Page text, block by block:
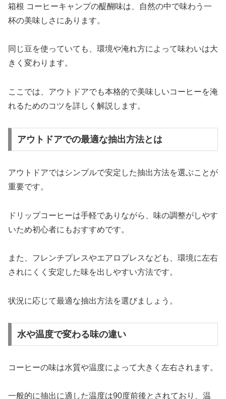
箱根 コーヒーキャンプの醍醐味は、自然の中で味わう一
杯の美味しさにあります。
同じ豆を使っていても、環境や淹れ方によって味わいは大
きく変わります。
ここでは、アウトドアでも本格的で美味しいコーヒーを淹
れるためのコツを詳しく解説します。
アウトドアでの最適な抽出方法とは
アウトドアではシンプルで安定した抽出方法を選ぶことが
重要です。
ドリップコーヒーは手軽でありながら、味の調整がしやす
いため初心者にもおすすめです。
また、フレンチプレスやエアロプレスなども、環境に左右
されにくく安定した味を出しやすい方法です。
状況に応じて最適な抽出方法を選びましょう。
水や温度で変わる味の違い
コーヒーの味は水質や温度によって大きく左右されます。
一般的に抽出に適した温度は90度前後とされており、温